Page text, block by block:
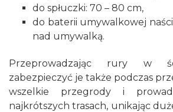
do spłuczki: 70 – 80 cm,
do baterii umywalkowej
nad umywalką.
Przeprowadzając rury w
zabezpieczyć je także podczas
wszelkie przegrody i
najkrótszych trasach, unikając